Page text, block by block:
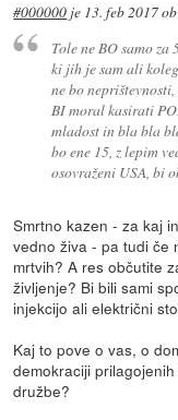
#000000 je 13. feb 2017
Tole ne BO samo
ki jih je sam ali
ne bo
BI moral kasirati
mladost in bla bla
bo ene 15, z lepim
osovraženi USA, bi
Smrtno kazen - za kaj
vedno živa - pa tudi če
mrtvih? A res občutite
življenje? Bi bili sami
injekcijo ali električni
Kaj to pove o vas, o
demokraciji
družbe?